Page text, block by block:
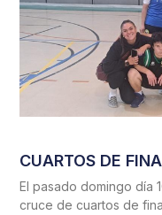
CUARTOS DE
El pasado domingo día
cruce de cuartos de